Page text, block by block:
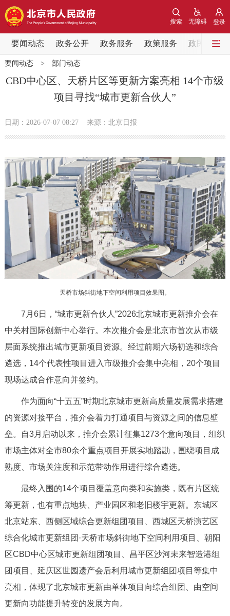
登录
无障碍
搜索
要闻动态 政务公开 政务服务 政策服务 政民互动
要闻动态
党中央精神
北京要闻 会议信息 部门动态
市领导 机构职能 政策服务
政策兑现 政策解读 回应关切
决策公开 专题公开
政务服务
法人服务
便民服务 利企服务 投资项目
政民互动
参与调查 在线访谈 图说互动
走进北京
北京概况 十六区概览 人文北京
绿色北京 图说北京 视频北京
ENGLISH 한국어 日本語
DEUTSCH FRANÇAIS
要闻动态> 部门动态
CBD中心区、天桥片区等更新方案亮相 14个市级
项目寻找“城市更新合伙人”
日期：2026-07-07 08:27 来源：北京日报
天桥市场斜街地下空间利用项目效果图。
7月6日，“城市更新合伙人”2026北京城市更新推介会在
中关村国际创新中心举行。本次推介会是北京市首次从市级
层面系统推出城市更新项目资源。经过前期六场初选和综合
遴选，14个代表性项目进入市级推介会集中亮相，20个项目
现场达成合作意向并签约。
作为面向“十五五”时期北京城市更新高质量发展需求搭建
的资源对接平台，推介会着力打通项目与资源之间的信息壁
垒。自3月启动以来，推介会累计征集1273个意向项目，组织
市场主体对全市80余个重点项目开展实地踏勘，围绕项目成
熟度、市场关注度和示范带动作用进行综合遴选。
最终入围的14个项目覆盖意向类和实施类，既有片区统
筹更新，也有重点地块、产业园区和老旧楼宇更新。东城区
北京站东、西侧区域综合更新组团项目、西城区天桥演艺区
综合化城市更新组团·天桥市场斜街地下空间利用项目、朝阳
区CBD中心区城市更新组团项目、昌平区沙河未来智造港组
团项目、延庆区世园遗产会后利用城市更新组团项目等集中
亮相，体现了北京城市更新由单体项目向综合组团、由空间
更新向功能提升转变的发展方向。